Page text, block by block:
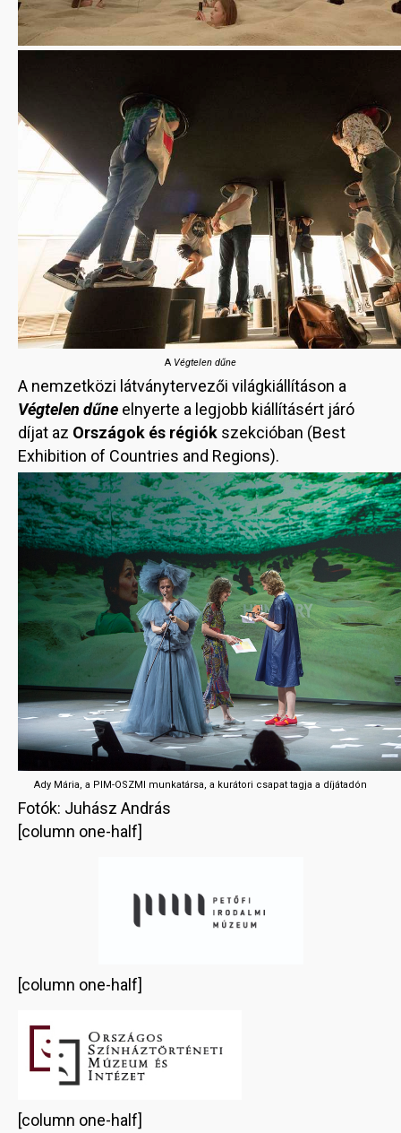
A Végtelen dűne
A nemzetközi látványtervezői világkiállításon a
Végtelen dűne elnyerte a legjobb kiállításért járó
díjat az Országok és régiók szekcióban (Best
Exhibition of Countries and Regions).
Ady Mária, a PIM-OSZMI munkatársa, a kurátori csapat tagja a díjátadón
Fotók: Juhász András
[column one-half]
[column one-half]
[column one-half]